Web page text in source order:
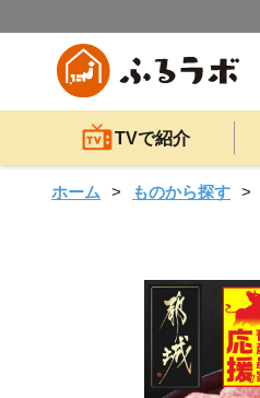
TVで紹介
ホーム ものから探す